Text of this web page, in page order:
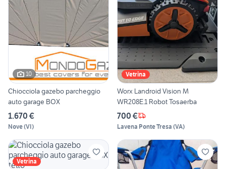
10
Chiocciola gazebo parcheggio
auto garage BOX
1.670 €
Nove(VI)
Vetrina
Worx Landroid Vision M
WR208E.1 Robot Tosaerba
700 €
Lavena Ponte Tresa (VA)
Vetrina